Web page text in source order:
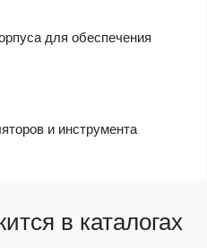
для обеспечения
и инструмента
в каталогах